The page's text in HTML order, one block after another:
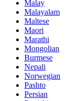
Malay
Malayalam
Maltese
Maori
Marathi
Mongolian
Burmese
Nepali
Norwegian
Pashto
Persian